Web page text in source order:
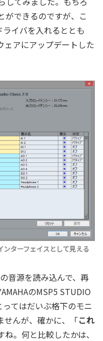
ができるのですが、こ
イバを入れるととも
ェアにアップデートした
ターフェイスとして見える
音源を読み込んで、再
のMSP5 STUDIO
てはだいぶ格下のモニ
せんが、確かに、「これ
。何と比較したかは、